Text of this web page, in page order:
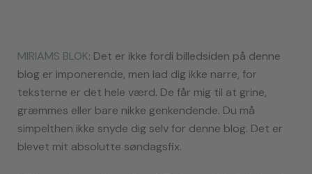
MIRIAMS BLOK: Det er ikke fordi billedsiden på denne
blog er imponerende, men lad dig ikke narre, for
teksterne er det hele værd. De får mig til at grine,
græmmes eller bare nikke genkendende. Du må
simpelthen ikke snyde dig selv for denne blog. Det er
blevet mit absolutte søndagsfix.